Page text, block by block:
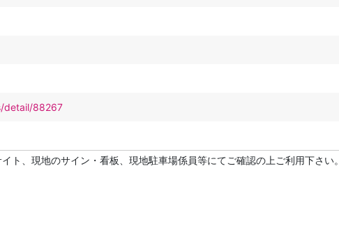
detail/88267
、現地のサイン・看板、現地駐車場係員等にてご確認の上ご利用下さい。